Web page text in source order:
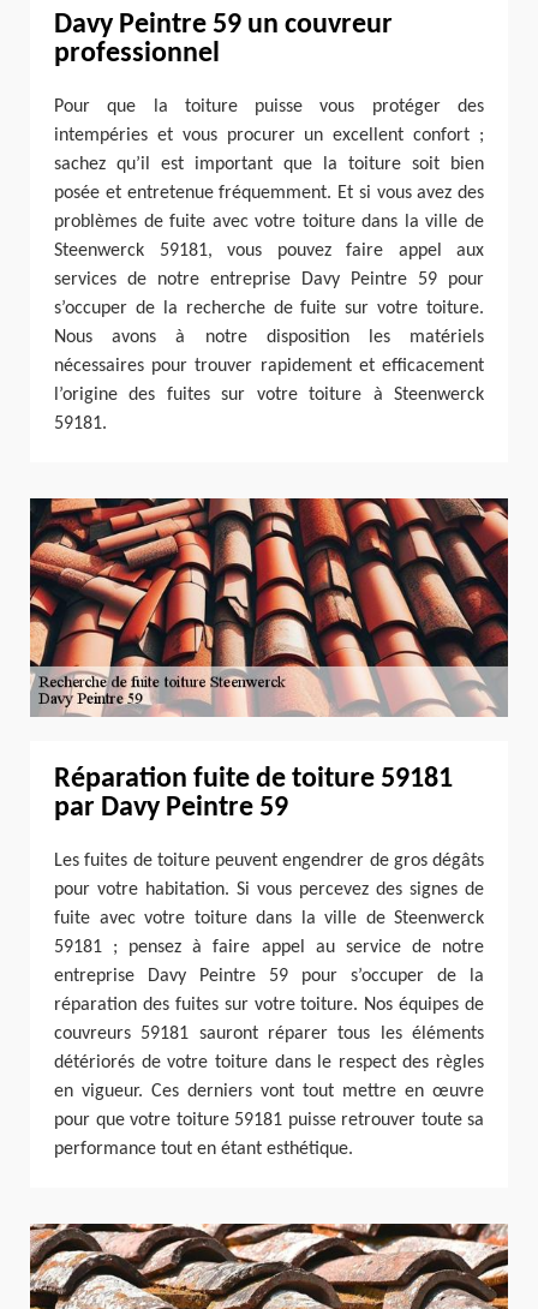
Davy Peintre 59 un couvreur
professionnel
Pour que la toiture puisse vous protéger des
intempéries et vous procurer un excellent confort ;
sachez qu’il est important que la toiture soit bien
posée et entretenue fréquemment. Et si vous avez des
problèmes de fuite avec votre toiture dans la ville de
Steenwerck 59181, vous pouvez faire appel aux
services de notre entreprise Davy Peintre 59 pour
s’occuper de la recherche de fuite sur votre toiture.
Nous avons à notre disposition les matériels
nécessaires pour trouver rapidement et efficacement
l’origine des fuites sur votre toiture à Steenwerck
59181.
Réparation fuite de toiture 59181
par Davy Peintre 59
Les fuites de toiture peuvent engendrer de gros dégâts
pour votre habitation. Si vous percevez des signes de
fuite avec votre toiture dans la ville de Steenwerck
59181 ; pensez à faire appel au service de notre
entreprise Davy Peintre 59 pour s’occuper de la
réparation des fuites sur votre toiture. Nos équipes de
couvreurs 59181 sauront réparer tous les éléments
détériorés de votre toiture dans le respect des règles
en vigueur. Ces derniers vont tout mettre en œuvre
pour que votre toiture 59181 puisse retrouver toute sa
performance tout en étant esthétique.